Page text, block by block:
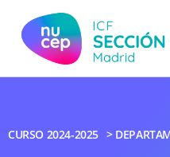
CURSO 2024-2025 >